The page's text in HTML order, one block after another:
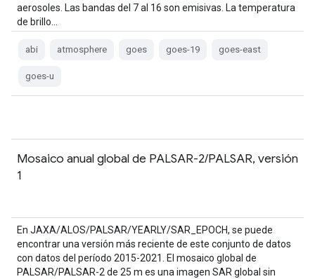
aerosoles. Las bandas del 7 al 16 son emisivas. La temperatura
de brillo…
abi atmosphere goes goes-19 goes-east
goes-u
Mosaico anual global de PALSAR-2/PALSAR, versión
1
En JAXA/ALOS/PALSAR/YEARLY/SAR_EPOCH, se puede
encontrar una versión más reciente de este conjunto de datos
con datos del período 2015-2021. El mosaico global de
PALSAR/PALSAR-2 de 25 m es una imagen SAR global sin